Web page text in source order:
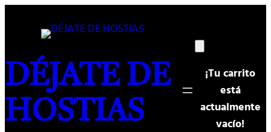
DÉJATE DE
HOSTIAS
¡Tu carrito
está
actualmente
vacío!